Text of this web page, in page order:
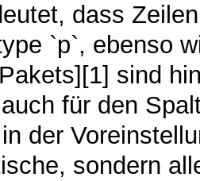
dass
`p`, ebenso
sind
für den
der
sondern